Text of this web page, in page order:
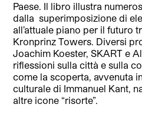
Paese. Il libro illustra
dalla superimposizione di
all’attuale piano per il futuro
Kronprinz Towers. Diversi
Joachim Koester, SKART e
riflessioni sulla città e sulla
come la scoperta, avvenuta
culturale di Immanuel Kant,
altre icone “risorte”.